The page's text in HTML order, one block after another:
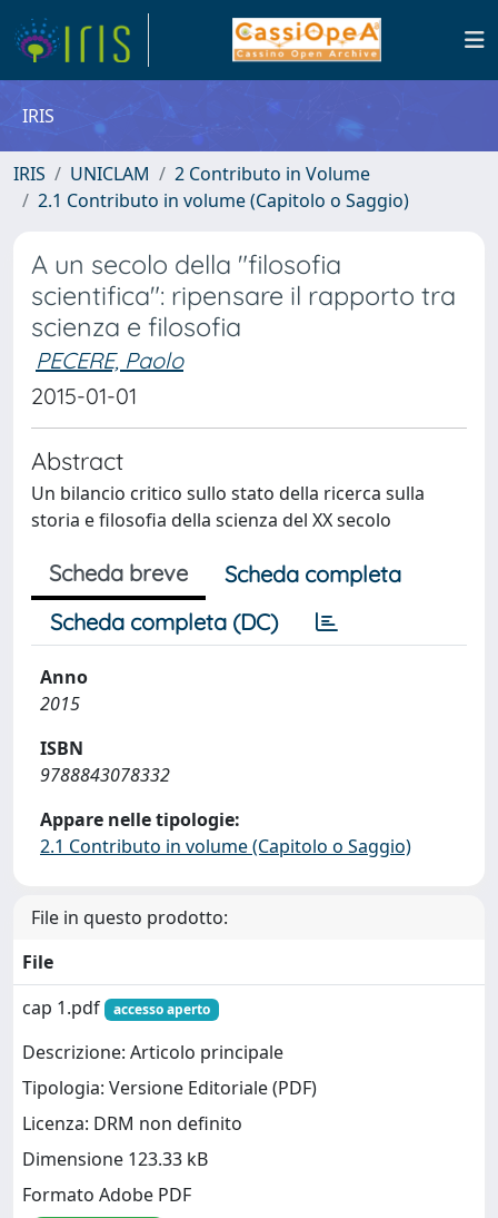
IRIS
IRIS UNICLAM
2 Contributo in Volume
2.1 Contributo in volume (Capitolo o Saggio)
A un secolo della "filosofia
scientifica": ripensare il rapporto tra
scienza e filosofia
PECERE, Paolo
2015-01-01
Abstract
Un bilancio critico sullo stato della ricerca sulla
storia e filosofia della scienza del XX secolo
Scheda breve
Scheda completa
Scheda completa (DC)
Anno
2015
ISBN
9788843078332
Appare nelle tipologie:
2.1 Contributo in volume (Capitolo o Saggio)
File in questo prodotto:
File
cap 1.pdf
accesso aperto
Descrizione: Articolo principale
Tipologia: Versione Editoriale (PDF)
Licenza: DRM non definito
Dimensione 123.33 kB
Formato Adobe PDF